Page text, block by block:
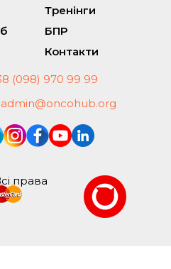
Тренінги
БПР
Контакти
(098) 970 99 99
admin@oncohub.org
права